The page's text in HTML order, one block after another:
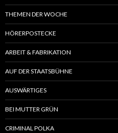
THEMEN DER WOCHE
HÖRERPOSTECKE
ARBEIT & FABRIKATION
AUF DER STAATSBÜHNE
AUSWÄRTIGES
BEI MUTTER GRÜN
CRIMINAL POLKA